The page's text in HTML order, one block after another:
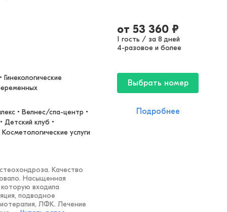
• Велнес/спа-центр •
Детский клуб •
услуги
Качество
Насыщенная
входила
подводное
ЛФК. Лечение
от 53 360 ₽
1 гость / за 8 дней
4-разовое и более
Выбрать номер
Подробнее